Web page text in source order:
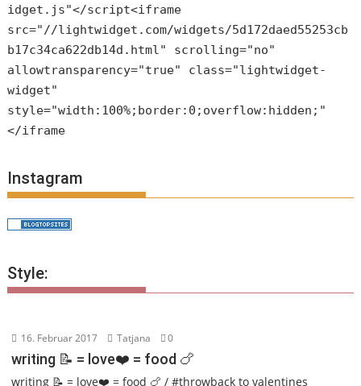
idget.js"</script<iframe
src="//lightwidget.com/widgets/5d172daed55253cb
b17c34ca622db14d.html" scrolling="no"
allowtransparency="true" class="lightwidget-
widget"
style="width:100%;border:0;overflow:hidden;"
</iframe
Instagram
Style:
16. Februar 2017 Tatjana 0
writing 📝 = love❤️ = food 🍗
writing 📝 = love❤️ = food 🍗 / #throwback to valentines